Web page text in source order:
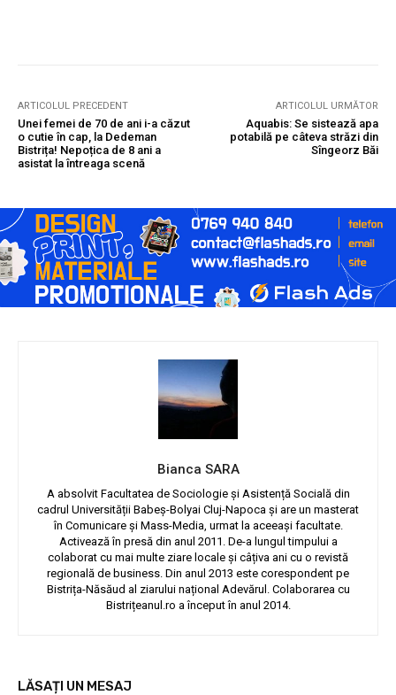
ARTICOLUL PRECEDENT
Unei femei de 70 de ani i-a căzut
o cutie în cap, la Dedeman
Bistrița! Nepoțica de 8 ani a
asistat la întreaga scenă
ARTICOLUL URMĂTOR
Aquabis: Se sistează apa
potabilă pe câteva străzi din
Sîngeorz Băi
Bianca SARA
A absolvit Facultatea de Sociologie și Asistență Socială din
cadrul Universității Babeș-Bolyai Cluj-Napoca și are un masterat
în Comunicare și Mass-Media, urmat la aceeași facultate.
Activează în presă din anul 2011. De-a lungul timpului a
colaborat cu mai multe ziare locale și câțiva ani cu o revistă
regională de business. Din anul 2013 este corespondent pe
Bistrița-Năsăud al ziarului național Adevărul. Colaborarea cu
Bistrițeanul.ro a început în anul 2014.
LĂSAȚI UN MESAJ